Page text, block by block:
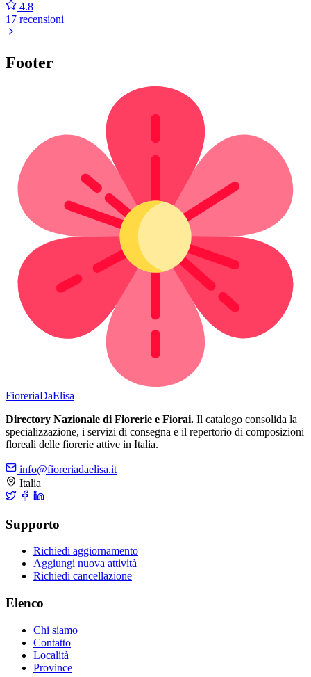
4.8
17 recensioni
Footer
FioreriaDaElisa
Directory Nazionale di Fiorerie e Fiorai. Il catalogo consolida la
specializzazione, i servizi di consegna e il repertorio di composizioni
floreali delle fiorerie attive in Italia.
info@fioreriadaelisa.it
Italia
Supporto
Richiedi aggiornamento
Aggiungi nuova attività
Richiedi cancellazione
Elenco
Chi siamo
Contatto
Località
Province